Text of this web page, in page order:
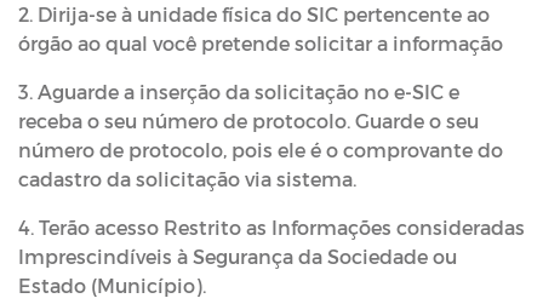
2. Dirija-se à unidade física do SIC pertencente ao
órgão ao qual você pretende solicitar a informação
3. Aguarde a inserção da solicitação no e-SIC e
receba o seu número de protocolo. Guarde o seu
número de protocolo, pois ele é o comprovante do
cadastro da solicitação via sistema.
4. Terão acesso Restrito as Informações consideradas
Imprescindíveis à Segurança da Sociedade ou
Estado (Município).